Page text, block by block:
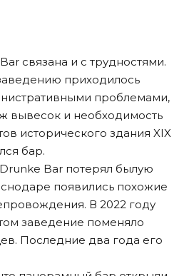
связана и с трудностями.
приходилось
проблемами,
вывесок и необходимость
исторического здания XIX
бар.
Bar потерял былую
появились похожие
В 2022 году
заведение поменяло
Последние два года его